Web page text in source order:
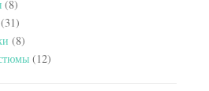
(8)
(31)
(8)
(12)